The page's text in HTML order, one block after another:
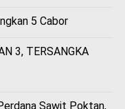
5 Cabor
3, TERSANGKA
Sawit Poktan,